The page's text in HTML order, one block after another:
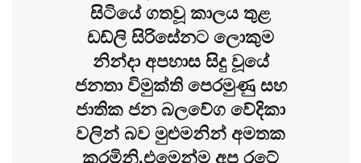
සිටියේ ගතවූ කාලය තුළ
ඩඩ්ලි සිරිසේනට ලොකුම
නින්දා අපහාස සිදු වූයේ
ජනතා විමුක්ති පෙරමුණු සහ
ජාතික ජන බලවේග වේදිකා
වලින් බව මුළුමනින් අමතක
කරමිනි.එමෙන්ම අප රටේ